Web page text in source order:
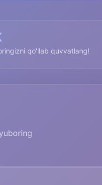
qo'llab quvvatlang!